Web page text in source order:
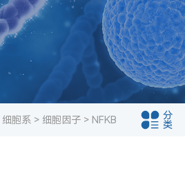
细胞系 > 细胞因子> NFKB
分
类